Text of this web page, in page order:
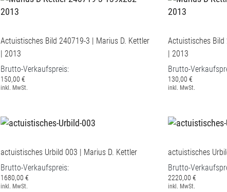
Actuistisches Bild 240719-3 | Marius D. Kettler
| 2013
Brutto-Verkaufspreis:
150,00 €
inkl. MwSt.
Actuistisches
| 2013
Brutto-
130,00 €
inkl. MwSt.
actuistisches Urbild 003 | Marius D. Kettler
Brutto-Verkaufspreis:
1680,00 €
inkl. MwSt.
actuistisches
Brutto-
2220,00 €
inkl. MwSt.